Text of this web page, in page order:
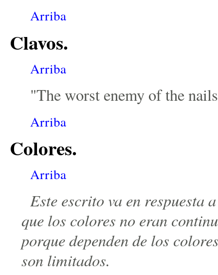
Arriba
Clavos.
Arriba
"The worst enemy of the
Arriba
Colores.
Arriba
Este escrito va en respuesta
que los colores no eran
porque dependen de los
son limitados.